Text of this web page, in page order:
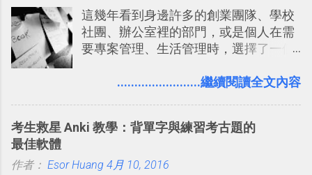
提供了印照片的服務 ，而且價格不貴，
可以立即拿到，操作流程也十分簡單。
之前我在電腦玩物分享過：「 不需買印
方便教學 」。這篇文章則從印照片出
這幾年看到身邊許多的創業團隊、學校
社團、辦公室裡的部門，或是個人在需
要專案管理、生活管理時，選擇了一個
一個什麼樣的管理工具，讓這麼多人都
念」的管理教學文章： 把 Evernote 當
Google Drive 變身 Trello ！幫雲端硬碟
........................繼續閱讀全文內容
考生救星 Anki 教學：背單字與練習考古題的
最佳軟體
作者： Esor Huang 4月 10, 2016